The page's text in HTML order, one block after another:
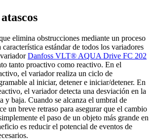
elimina obstrucciones mediante un proceso
estándar de todos los variadores
Danfoss VLT® AQUA Drive FC 202
tanto proactivo como reactivo. En el
el variador realiza un ciclo de
al iniciar, detener e iniciar/detener. En
el variador detecta una desviación en la
y baja. Cuando se alcanza el umbral de
un breve retraso para asegurar que el cambio
el paso de un objeto más grande en
es reducir el potencial de eventos de